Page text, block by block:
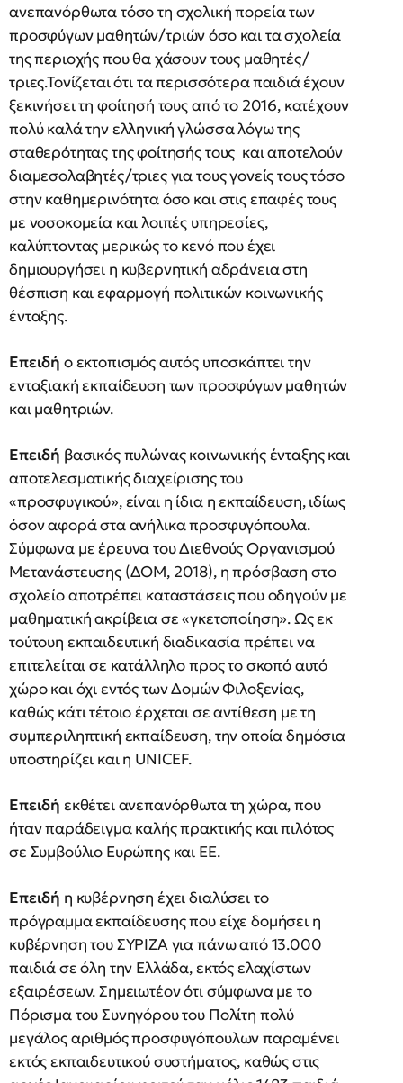
ανεπανόρθωτα τόσο τη σχολική πορεία των
προσφύγων μαθητών/τριών όσο και τα σχολεία
της περιοχής που θα χάσουν τους μαθητές/
τριες.Τονίζεται ότι τα περισσότερα παιδιά έχουν
ξεκινήσει τη φοίτησή τους από το 2016, κατέχουν
πολύ καλά την ελληνική γλώσσα λόγω της
σταθερότητας της φοίτησής τους και αποτελούν
διαμεσολαβητές/τριες για τους γονείς τους τόσο
στην καθημερινότητα όσο και στις επαφές τους
με νοσοκομεία και λοιπές υπηρεσίες,
καλύπτοντας μερικώς το κενό που έχει
δημιουργήσει η κυβερνητική αδράνεια στη
θέσπιση και εφαρμογή πολιτικών κοινωνικής
ένταξης.
Επειδή ο εκτοπισμός αυτός υποσκάπτει την
ενταξιακή εκπαίδευση των προσφύγων μαθητών
και μαθητριών.
Επειδή βασικός πυλώνας κοινωνικής ένταξης και
αποτελεσματικής διαχείρισης του
«προσφυγικού», είναι η ίδια η εκπαίδευση, ιδίως
όσον αφορά στα ανήλικα προσφυγόπουλα.
Σύμφωνα με έρευνα του Διεθνούς Οργανισμού
Μετανάστευσης (ΔΟΜ, 2018), η πρόσβαση στο
σχολείο αποτρέπει καταστάσεις που οδηγούν με
μαθηματική ακρίβεια σε «γκετοποίηση». Ως εκ
τούτουη εκπαιδευτική διαδικασία πρέπει να
επιτελείται σε κατάλληλο προς το σκοπό αυτό
χώρο και όχι εντός των Δομών Φιλοξενίας,
καθώς κάτι τέτοιο έρχεται σε αντίθεση με τη
συμπεριληπτική εκπαίδευση, την οποία δημόσια
υποστηρίζει και η UNICEF.
Επειδή εκθέτει ανεπανόρθωτα τη χώρα, που
ήταν παράδειγμα καλής πρακτικής και πιλότος
σε Συμβούλιο Ευρώπης και ΕΕ.
Επειδή η κυβέρνηση έχει διαλύσει το
πρόγραμμα εκπαίδευσης που είχε δομήσει η
κυβέρνηση του ΣΥΡΙΖΑ για πάνω από 13.000
παιδιά σε όλη την Ελλάδα, εκτός ελαχίστων
εξαιρέσεων. Σημειωτέον ότι σύμφωνα με το
Πόρισμα του Συνηγόρου του Πολίτη πολύ
μεγάλος αριθμός προσφυγόπουλων παραμένει
εκτός εκπαιδευτικού συστήματος, καθώς στις